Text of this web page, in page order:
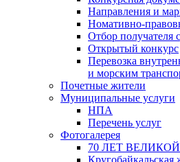
Направления и
Номативно-
Отбор получателя
Открытый конкурс
Перевозка
и морским
Почетные жители
Муниципальные услуги
НПА
Перечень услуг
Фотогалерея
70 ЛЕТ
Кругобайкальская